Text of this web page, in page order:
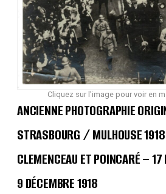
Cliquez sur l'image pour voir en
ANCIENNE PHOTOGRAPHIE
STRASBOURG / MULHOUSE
CLEMENCEAU ET POINCARÉ –
9 DÉCEMBRE 1918